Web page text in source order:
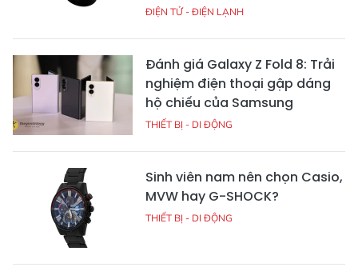
ĐIỆN TỬ - ĐIỆN LẠNH
Đánh giá Galaxy Z Fold 8: Trải
nghiệm điện thoại gập dáng
hộ chiếu của Samsung
THIẾT BỊ - DI ĐỘNG
Sinh viên nam nên chọn Casio,
MVW hay G-SHOCK?
THIẾT BỊ - DI ĐỘNG